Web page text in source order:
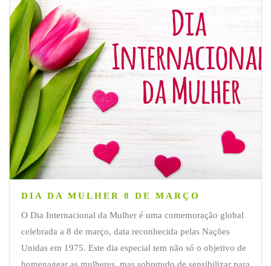
DIA DA MULHER 8 DE MARÇO
O Dia Internacional da Mulher é uma comemoração global
celebrada a 8 de março, data reconhecida pelas Nações
Unidas em 1975. Este dia especial tem não só o objetivo de